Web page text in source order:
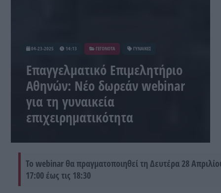
04-23-2025 14:13 ΓΕΓΟΝΟΤΑ ΓΥΝΑΙΚΕΣ
Επαγγελματικό Επιμελητήριο
Αθηνών: Νέο δωρεάν webinar
για τη γυναικεία
επιχειρηματικότητα
Το webinar θα πραγματοποιηθεί τη Δευτέρα 28
17:00 έως τις 18:30